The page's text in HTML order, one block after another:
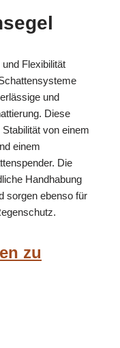
Flexibilität
und
Diese
von einem
einem
Die
Handhabung
sorgen ebenso für
zu